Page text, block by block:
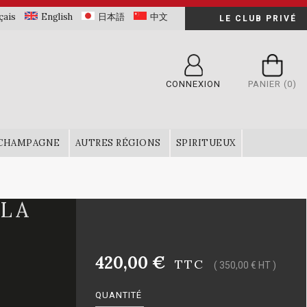
English 日本語 中文 LE CLUB PRIVÉ
CONNEXION PANIER (0)
AUTRES RÉGIONS SPIRITUEUX
420,00 € TTC ( 350,00 € HT )
QUANTITÉ